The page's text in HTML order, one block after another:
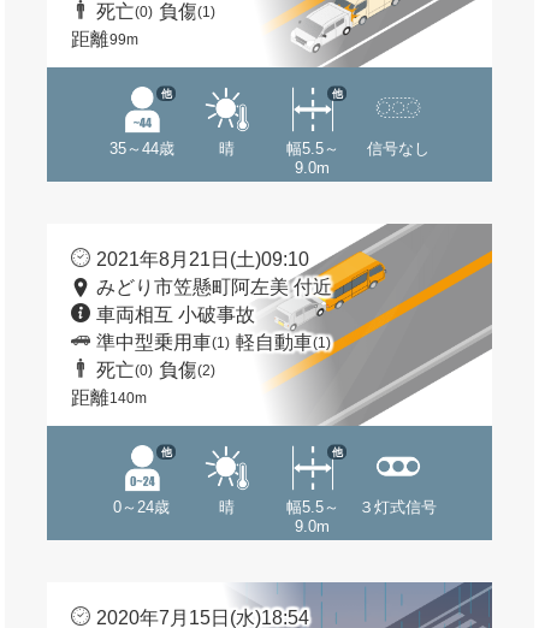
死亡(0) 負傷(1)
距離99m
35～44歳
他
晴
幅5.5～
9.0m
他
信号なし
2021年8月21日(土)09:10
みどり市笠懸町阿左美 付近
車両相互 小破事故
準中型乗用車(1) 軽自動車(1)
死亡(0) 負傷(2)
距離140m
0～24歳
他
晴
幅5.5～
9.0m
他
３灯式信号
2020年7月15日(水)18:54